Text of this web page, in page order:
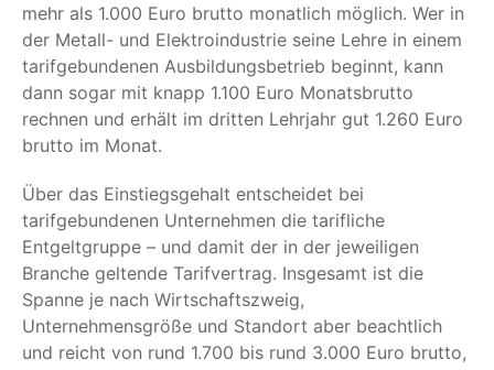
mehr als 1.000 Euro brutto monatlich möglich. Wer in
der Metall- und Elektroindustrie seine Lehre in einem
tarifgebundenen Ausbildungsbetrieb beginnt, kann
dann sogar mit knapp 1.100 Euro Monatsbrutto
rechnen und erhält im dritten Lehrjahr gut 1.260 Euro
brutto im Monat.
Über das Einstiegsgehalt entscheidet bei
tarifgebundenen Unternehmen die tarifliche
Entgeltgruppe – und damit der in der jeweiligen
Branche geltende Tarifvertrag. Insgesamt ist die
Spanne je nach Wirtschaftszweig,
Unternehmensgröße und Standort aber beachtlich
und reicht von rund 1.700 bis rund 3.000 Euro brutto,